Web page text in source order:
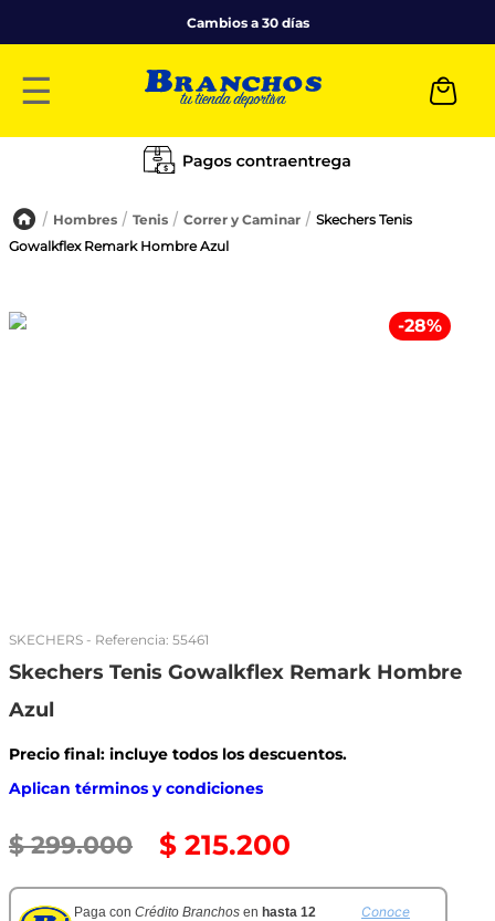
Cambios a 30 días
☰
Hombres Tenis Correr y Caminar
Skechers Tenis
Gowalkflex Remark Hombre Azul
-28%
SKECHERS - Referencia: 55461
Skechers Tenis Gowalkflex Remark Hombre
Azul
Precio final: incluye todos los descuentos.
Aplican términos y condiciones
$ 299.000 $ 215.200
Paga con Crédito Branchos en hasta 12
Conoce